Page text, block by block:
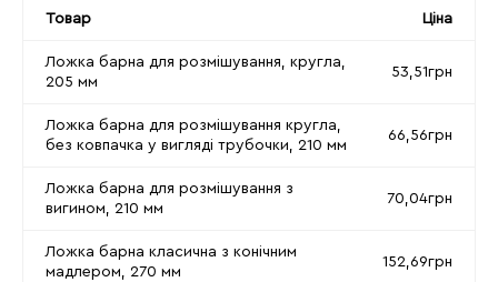
Товар Ціна
Ложка барна для розмішування, кругла,
205 мм
53,51грн
Ложка барна для розмішування кругла,
без ковпачка у вигляді трубочки, 210 мм
66,56грн
Ложка барна для розмішування з
вигином, 210 мм
70,04грн
Ложка барна класична з конічним
мадлером, 270 мм
152,69грн